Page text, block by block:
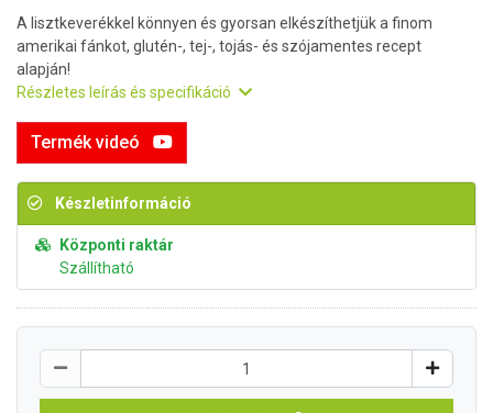
A lisztkeverékkel könnyen és gyorsan elkészíthetjük a finom
amerikai fánkot, glutén-, tej-, tojás- és szójamentes recept
alapján!
Részletes leírás és specifikáció
Termék videó
Készletinformáció
Központi raktár
Szállítható